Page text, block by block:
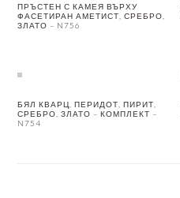
ПРЪСТЕН С КАМЕЯ ВЪРХУ
ФАСЕТИРАН АМЕТИСТ, СРЕБРО,
ЗЛАТО – N756
БЯЛ КВАРЦ, ПЕРИДОТ, ПИРИТ,
СРЕБРО, ЗЛАТО – КОМПЛЕКТ –
N754